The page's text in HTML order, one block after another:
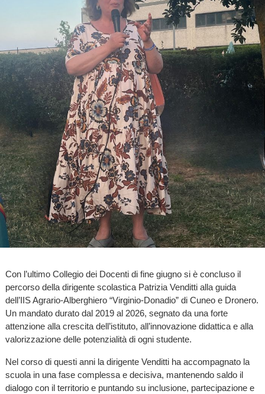
Con l’ultimo Collegio dei Docenti di fine giugno si è concluso il
percorso della dirigente scolastica Patrizia Venditti alla guida
dell’IIS Agrario-Alberghiero “Virginio-Donadio” di Cuneo e Dronero.
Un mandato durato dal 2019 al 2026, segnato da una forte
attenzione alla crescita dell’istituto, all’innovazione didattica e alla
valorizzazione delle potenzialità di ogni studente.
Nel corso di questi anni la dirigente Venditti ha accompagnato la
scuola in una fase complessa e decisiva, mantenendo saldo il
dialogo con il territorio e puntando su inclusione, partecipazione e